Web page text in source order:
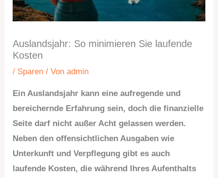
Auslandsjahr: So minimieren Sie laufende
Kosten
/ Sparen / Vonadmin
Ein Auslandsjahr kann eine aufregende und
bereichernde Erfahrung sein, doch die finanzielle
Seite darf nicht außer Acht gelassen werden.
Neben den offensichtlichen Ausgaben wie
Unterkunft und Verpflegung gibt es auch
laufende Kosten, die während Ihres Aufenthalts